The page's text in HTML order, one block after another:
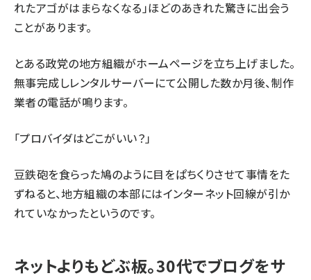
れたアゴがはまらなくなる」ほどのあきれた驚きに出会う
ことがあります。
とある政党の地方組織がホームページを立ち上げました。
無事完成しレンタルサーバーにて公開した数か月後、制作
業者の電話が鳴ります。
「プロバイダはどこがいい？」
豆鉄砲を食らった鳩のように目をぱちくりさせて事情をた
ずねると、地方組織の本部にはインターネット回線が引か
れていなかったというのです。
ネットよりもどぶ板。30代でブログをサ